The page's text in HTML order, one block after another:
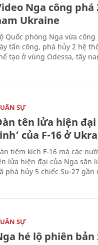
Nga công
Ukraine
Quốc phòng Nga vừa
tấn công, phá hủy 2 hệ
tạo ở vùng Odessa, tây
SỰ
tên lửa hiện
của F-16 ở
tiêm kích F-16 mà các
lửa hiện đại của Nga săn
phá hủy 5 chiếc Su-27 gần
SỰ
hé lộ phiên